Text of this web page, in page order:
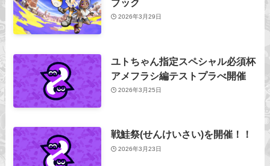
2026年3月29日
ユトちゃん指定スペシャル必須杯
アメフラシ編テストプラべ開催
2026年3月25日
戦鮭祭(せんけいさい)を開催！！
2026年3月23日